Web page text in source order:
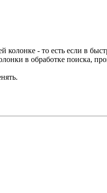
- то есть если в
в обработке поиска,